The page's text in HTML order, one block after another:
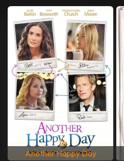
Another Happy Day